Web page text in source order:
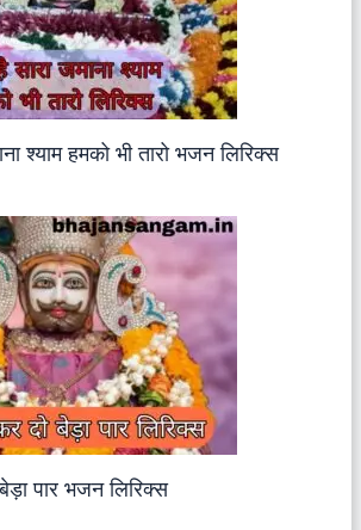
श्याम हमको भी तारो भजन लिरिक्स
पार भजन लिरिक्स